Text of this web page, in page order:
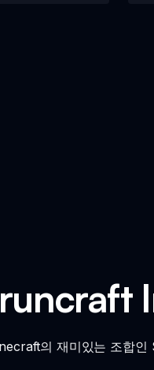
의 재미있는 조합